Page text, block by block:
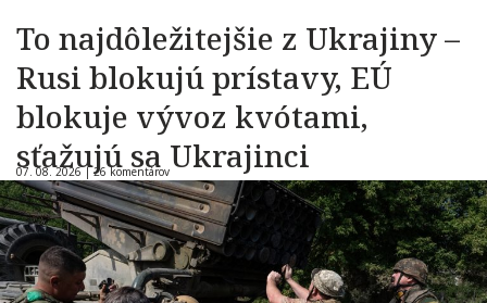
To najdôležitejšie z Ukrajiny –
Rusi blokujú prístavy, EÚ
blokuje vývoz kvótami,
sťažujú sa Ukrajinci
07. 08. 2026 |26 komentárov